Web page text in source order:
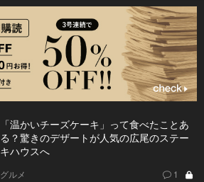
「温かいチーズケーキ」って食べたことあ
る？驚きのデザートが人気の広尾のステー
キハウスへ
グルメ 1